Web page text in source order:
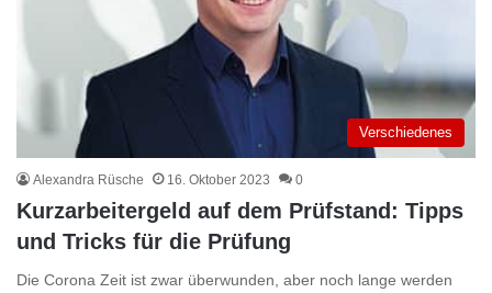
Verschiedenes
Alexandra Rüsche 16. Oktober 2023 0
Kurzarbeitergeld auf dem Prüfstand: Tipps
und Tricks für die Prüfung
Die Corona Zeit ist zwar überwunden, aber noch lange werden